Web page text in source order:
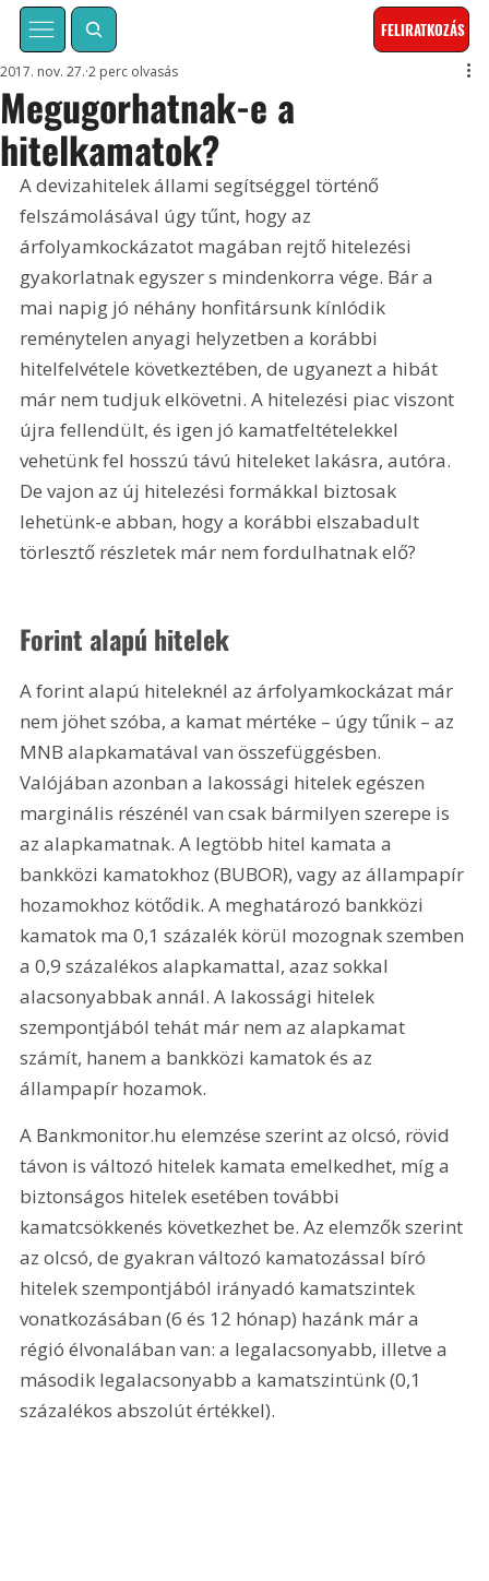
FELIRATKOZÁS
Megugorhatnak-e a
hitelkamatok?
2017. nov. 27. 2 perc olvasás
A devizahitelek állami segítséggel történő
felszámolásával úgy tűnt, hogy az
árfolyamkockázatot magában rejtő hitelezési
gyakorlatnak egyszer s mindenkorra vége. Bár a
mai napig jó néhány honfitársunk kínlódik
reménytelen anyagi helyzetben a korábbi
hitelfelvétele következtében, de ugyanezt a hibát
már nem tudjuk elkövetni. A hitelezési piac viszont
újra fellendült, és igen jó kamatfeltételekkel
vehetünk fel hosszú távú hiteleket lakásra, autóra.
De vajon az új hitelezési formákkal biztosak
lehetünk-e abban, hogy a korábbi elszabadult
törlesztő részletek már nem fordulhatnak elő?
Forint alapú hitelek
A forint alapú hiteleknél az árfolyamkockázat már
nem jöhet szóba, a kamat mértéke – úgy tűnik – az
MNB alapkamatával van összefüggésben.
Valójában azonban a lakossági hitelek egészen
marginális részénél van csak bármilyen szerepe is
az alapkamatnak. A legtöbb hitel kamata a
bankközi kamatokhoz (BUBOR), vagy az állampapír
hozamokhoz kötődik. A meghatározó bankközi
kamatok ma 0,1 százalék körül mozognak szemben
a 0,9 százalékos alapkamattal, azaz sokkal
alacsonyabbak annál. A lakossági hitelek
szempontjából tehát már nem az alapkamat
számít, hanem a bankközi kamatok és az
állampapír hozamok.
A Bankmonitor.hu elemzése szerint az olcsó, rövid
távon is változó hitelek kamata emelkedhet, míg a
biztonságos hitelek esetében további
kamatcsökkenés következhet be. Az elemzők szerint
az olcsó, de gyakran változó kamatozással bíró
hitelek szempontjából irányadó kamatszintek
vonatkozásában (6 és 12 hónap) hazánk már a
régió élvonalában van: a legalacsonyabb, illetve a
második legalacsonyabb a kamatszintünk (0,1
százalékos abszolút értékkel).